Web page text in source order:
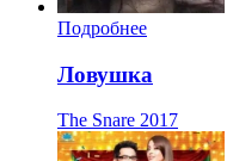
Подробнее
Ловушка
The Snare 2017